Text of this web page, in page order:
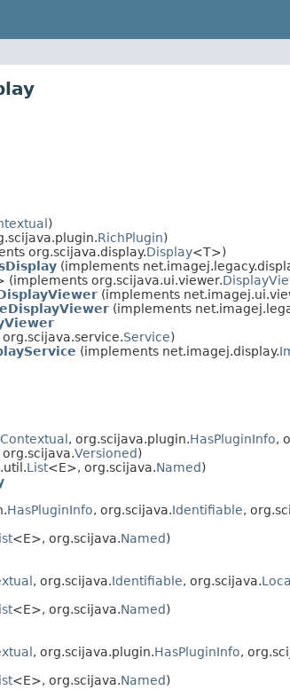
)
RichPlugin)
org.scijava.display.Display<T>)
(implements
(implements org.scijava.ui.viewer.
(implements
(implements
Service)
(implements net.imagej.display.
Contextual , org.scijava.plugin.HasPluginInfo,
org.scijava.Versioned)
List<E>, org.scijava.Named)
HasPluginInfo, org.scijava.Identifiable,
<E>, org.scijava.Named)
, org.scijava.Identifiable, org.scijava.
<E>, org.scijava.Named)
, org.scijava.plugin.HasPluginInfo,
<E>, org.scijava.Named)